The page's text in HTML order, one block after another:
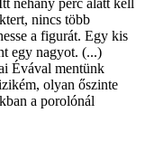
nincs több
a figurát. Egy kis
egy nagyot. (...)
Évával mentünk
olyan őszinte
a porolónál